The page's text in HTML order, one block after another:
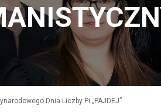
Dnia Liczby Pi „PAJDEJ”